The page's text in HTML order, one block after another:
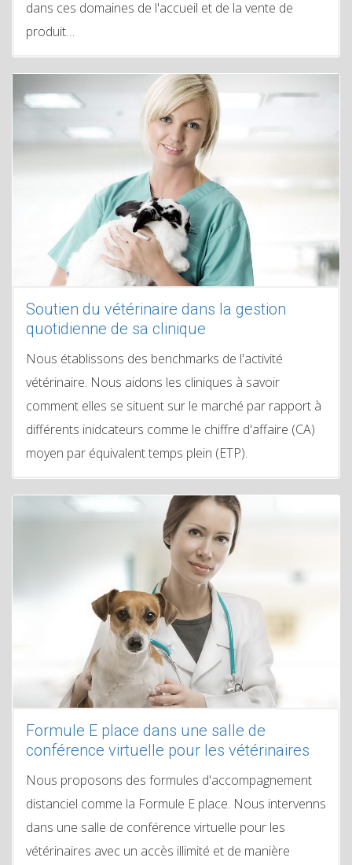
dans ces domaines de l'accueil et de la vente de
produit…
Soutien du vétérinaire dans la gestion
quotidienne de sa clinique
Nous établissons des benchmarks de l'activité
vétérinaire. Nous aidons les cliniques à savoir
comment elles se situent sur le marché par rapport à
différents inidcateurs comme le chiffre d'affaire (CA)
moyen par équivalent temps plein (ETP).
Formule E place dans une salle de
conférence virtuelle pour les vétérinaires
Nous proposons des formules d'accompagnement
distanciel comme la Formule E place. Nous intervenns
dans une salle de conférence virtuelle pour les
vétérinaires avec un accès illimité et de manière